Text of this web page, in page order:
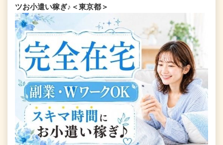
ツお小遣い稼ぎ♪＜東京都＞